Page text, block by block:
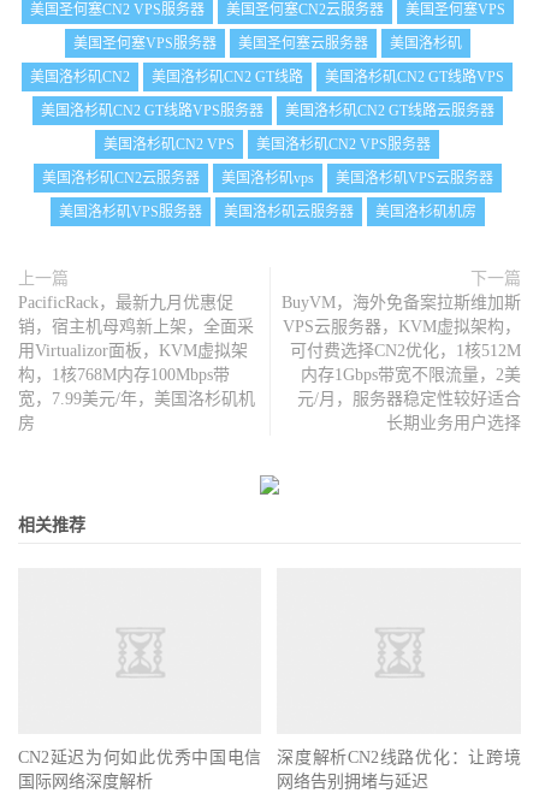
美国圣何塞CN2 VPS服务器
美国圣何塞CN2云服务器
美国圣何塞VPS
美国圣何塞VPS服务器
美国圣何塞云服务器
美国洛杉矶
美国洛杉矶CN2
美国洛杉矶CN2 GT线路
美国洛杉矶CN2 GT线路VPS
美国洛杉矶CN2 GT线路VPS服务器
美国洛杉矶CN2 GT线路云服务器
美国洛杉矶CN2 VPS
美国洛杉矶CN2 VPS服务器
美国洛杉矶CN2云服务器
美国洛杉矶vps
美国洛杉矶VPS云服务器
美国洛杉矶VPS服务器
美国洛杉矶云服务器 美国洛杉矶机房
上一篇
PacificRack，最新九月优惠促
销，宿主机母鸡新上架，全面采
用Virtualizor面板，KVM虚拟架
构，1核768M内存100Mbps带
宽，7.99美元/年，美国洛杉矶机
房
下一篇
BuyVM，海外免备案拉斯维加斯
VPS云服务器，KVM虚拟架构，
可付费选择CN2优化，1核512M
内存1Gbps带宽不限流量，2美
元/月，服务器稳定性较好适合
长期业务用户选择
相关推荐
CN2延迟为何如此优秀中国电信
国际网络深度解析
深度解析CN2线路优化：让跨境
网络告别拥堵与延迟